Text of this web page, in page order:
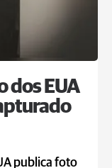
dos EUA
publica foto